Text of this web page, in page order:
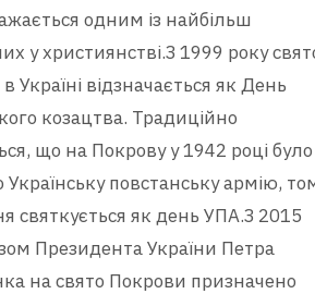
одним із найбільш
у християнстві.З 1999 року
Україні відзначається як День
козацтва. Традиційно
що на Покрову у 1942 році було
Українську повстанську армію,
святкується як день УПА.З 2015
Президента України Петра
на свято Покрови призначено